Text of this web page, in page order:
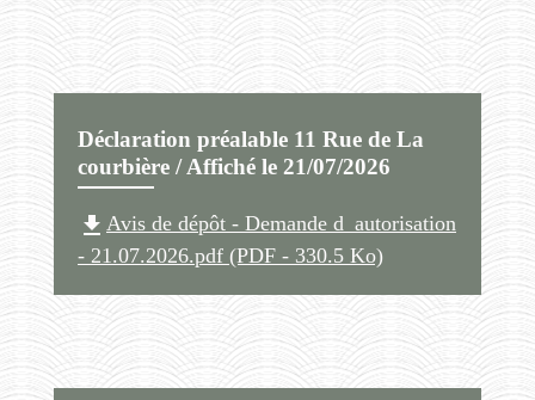
Déclaration préalable 11 Rue de La
courbière / Affiché le 21/07/2026
file_download Avis de dépôt - Demande d_autorisation
- 21.07.2026.pdf (PDF - 330.5 Ko)